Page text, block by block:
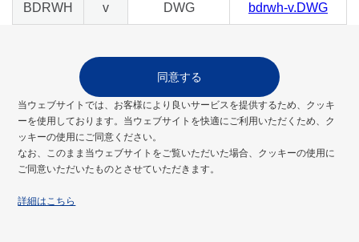
当ウェブサイトでは、お客様により良いサービスを提供するため、クッキ
ーを使用しております。当ウェブサイトを快適にご利用いただくため、ク
ッキーの使用にご同意ください。
なお、このまま当ウェブサイトをご覧いただいた場合、クッキーの使用に
ご同意いただいたものとさせていただきます。
詳細はこちら
同意する
BDRWH v DWG bdrwh-v.DWG
ED bdrwh-v.ED
BDRWH v JWW bdrwh-v.jww
BDRWH v PDF bdrwh-v.pdf